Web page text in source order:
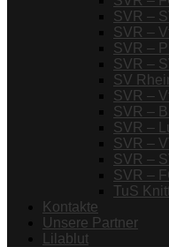
SVR –
SVR –
SVR –
SVR –
SV
SVR –
SVR –
SVR –
SVR –
SVR –
SVR –
TuS
Kontakte
Unsere Partner
Lilablut